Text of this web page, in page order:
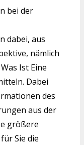
bei der
dabei, aus
nämlich
Ist Eine
Dabei
des
aus der
größere
Sie die